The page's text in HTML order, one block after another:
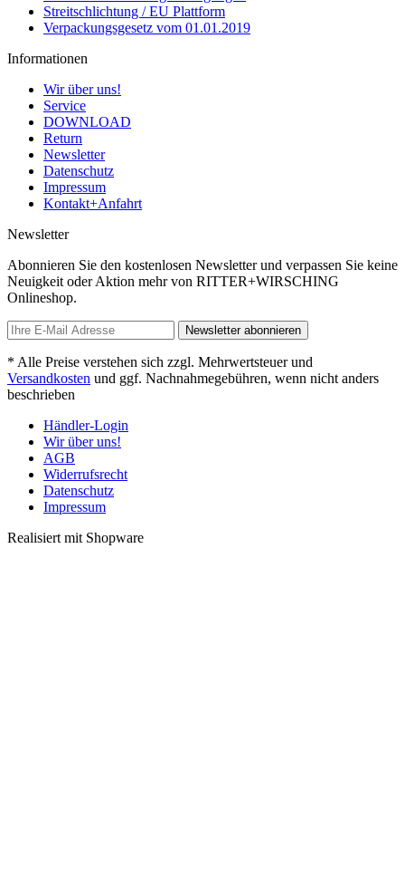
Streitschlichtung / EU Plattform
Verpackungsgesetz vom 01.01.2019
Informationen
Wir über uns!
Service
DOWNLOAD
Return
Newsletter
Datenschutz
Impressum
Kontakt+Anfahrt
Newsletter
Abonnieren Sie den kostenlosen Newsletter und verpassen Sie keine
Neuigkeit oder Aktion mehr von RITTER+WIRSCHING
Onlineshop.
Newsletter abonnieren
* Alle Preise verstehen sich zzgl. Mehrwertsteuer und
Versandkosten und ggf. Nachnahmegebühren, wenn nicht anders
beschrieben
Händler-Login
Wir über uns!
AGB
Widerrufsrecht
Datenschutz
Impressum
Realisiert mit Shopware